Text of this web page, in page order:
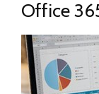
Office